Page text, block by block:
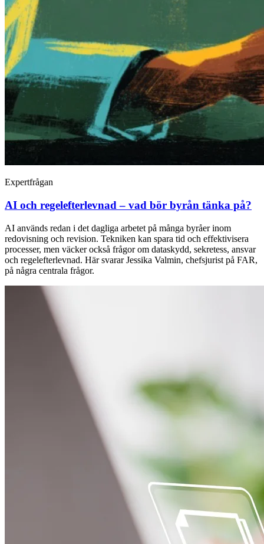
Expertfrågan
AI och regelefterlevnad – vad bör byrån tänka på?
AI används redan i det dagliga arbetet på många byråer inom
redovisning och revision. Tekniken kan spara tid och effektivisera
processer, men väcker också frågor om dataskydd, sekretess, ansvar
och regelefterlevnad. Här svarar Jessika Valmin, chefsjurist på FAR,
på några centrala frågor.